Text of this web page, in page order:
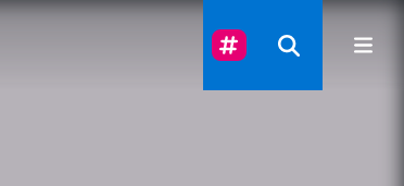
Suivez-Nous